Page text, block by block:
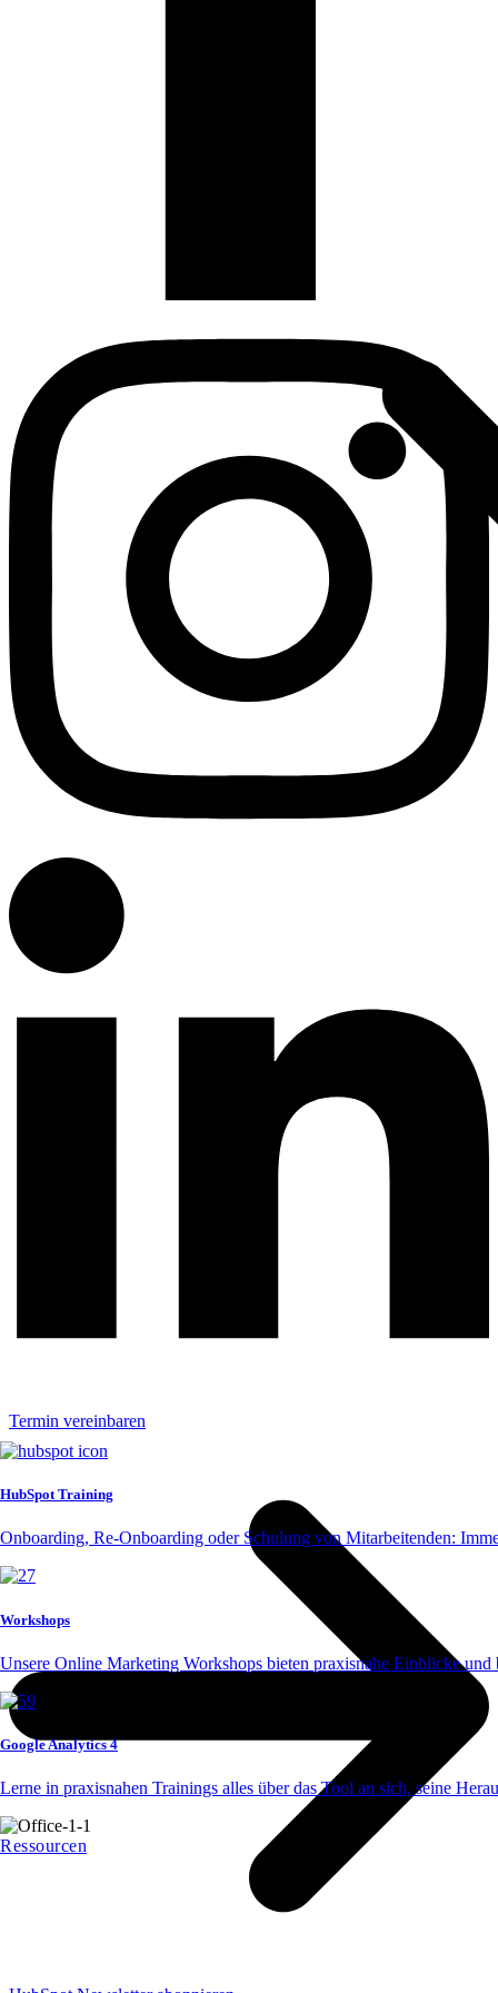
HubSpot Training
Onboarding, Re-Onboarding oder Schulung von Mitarbeitenden:
Workshops
Unsere Online Marketing Workshops bieten praxisnahe Einblicke und
Google Analytics 4
Lerne in praxisnahen Trainings alles über das Tool an sich, seine
Ressourcen
Termin vereinbaren